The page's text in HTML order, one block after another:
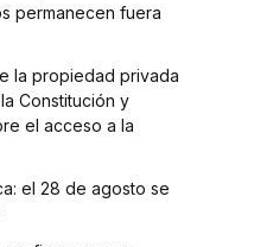
permanecen fuera
la propiedad privada
Constitución y
el acceso a la
el 28 de agosto se